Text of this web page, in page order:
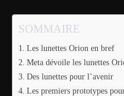
SOMMAIRE
Les lunettes Orion en bref
Meta dévoile les lunettes
Des lunettes pour l’avenir
Les premiers prototypes